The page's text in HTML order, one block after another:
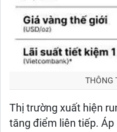
THÔNG
Thị trường xuất hiện
tăng điểm liên tiếp.